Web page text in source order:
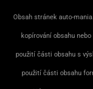
Obsah stránek auto-
kopírování obsahu
použití části obsahu s
použití části obsahu